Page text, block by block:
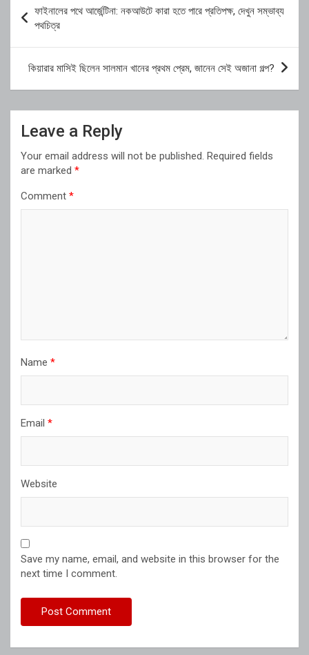
navigation
ফাইনালের পথে আর্জেন্টিনা: নকআউটে কারা হতে পারে প্রতিপক্ষ, দেখুন সম্ভাব্য
পথচিত্র
কিয়ারার মাসিই ছিলেন সালমান খানের প্রথম প্রেম, জানেন সেই অজানা গল্প?
Leave a Reply
Your email address will not be published. Required fields
are marked *
Comment *
Name *
Email *
Website
Save my name, email, and website in this browser for the
next time I comment.